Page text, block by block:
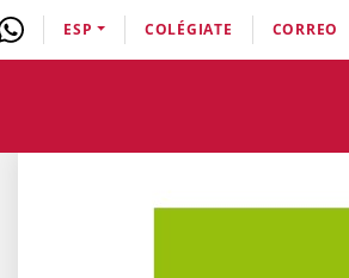
ESP COLÉGIATE CORREO